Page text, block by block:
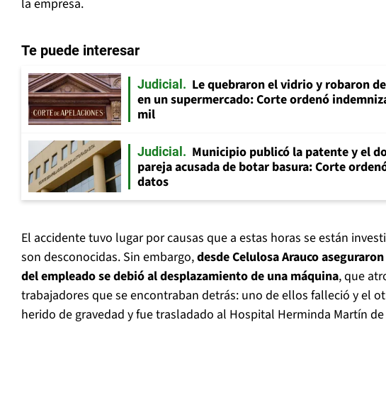
la empresa.
Te puede interesar
Judicial
Le quebraron el vidrio y robaron
en un supermercado: Corte ordenó
mil
Judicial
Municipio publicó la patente y el
pareja acusada de botar basura: Corte
datos
El accidente tuvo lugar por causas que a estas horas se están
son desconocidas. Sin embargo,desde Celulosa Arauco
del empleado se debió al desplazamiento de una máquina, que
trabajadores que se encontraban detrás: uno de ellos falleció y el
herido de gravedad y fue trasladado al Hospital Herminda Martín